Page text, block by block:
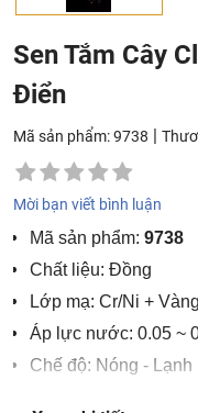
Sen Tắm Cây
Điển
Mã sản phẩm: 9738 |
Mời bạn viết bình luận
Mã sản phẩm: 9738
Chất liệu: Đồng
Lớp mạ: Cr/Ni + Vàng
Áp lực nước: 0.05 ~
Chế độ: Nóng - Lạnh